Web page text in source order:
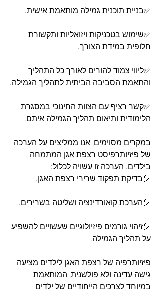
✅בניית תוכנית גמילה מותאמת אישית.
✅שימוש בטכניקות ויזואליות ותקשורת
חלופית במידת הצורך.
✅ליווי צמוד להורים לאורך כל התהליך
והתאמת הסביבה הביתית לתהליך הגמילה.
✅קשר רציף עם הצוות החינוכי במסגרת
הלימודית ותיאום תהליך הגמילה איתם.
במקרים מסוימים, אנו ממליצים על הערכה
של פיזיותרפיסט רצפת אגן המתמחה
בילדים. הערכה זו עשויה לכלול:
🎈בדיקת תפקוד שרירי רצפת האגן.
🎈הערכת קואורדינציה ושליטה בשרירים.
🎈זיהוי גורמים פיזיולוגיים שעשויים להשפיע
על תהליך הגמילה.
פיזיותרפיה של רצפת האגן לילדים מציעה
גישה עדינה ולא פולשנית, המותאמת
במיוחד לצרכים הייחודיים של ילדים